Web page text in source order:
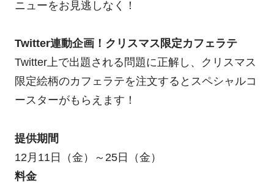
ニューをお見逃しなく！
Twitter連動企画！クリスマス限定カフェラテ
Twitter上で出題される問題に正解し、クリスマス
限定絵柄のカフェラテを注文するとスペシャルコ
ースターがもらえます！
提供期間
12月11日（金）～25日（金）
料金